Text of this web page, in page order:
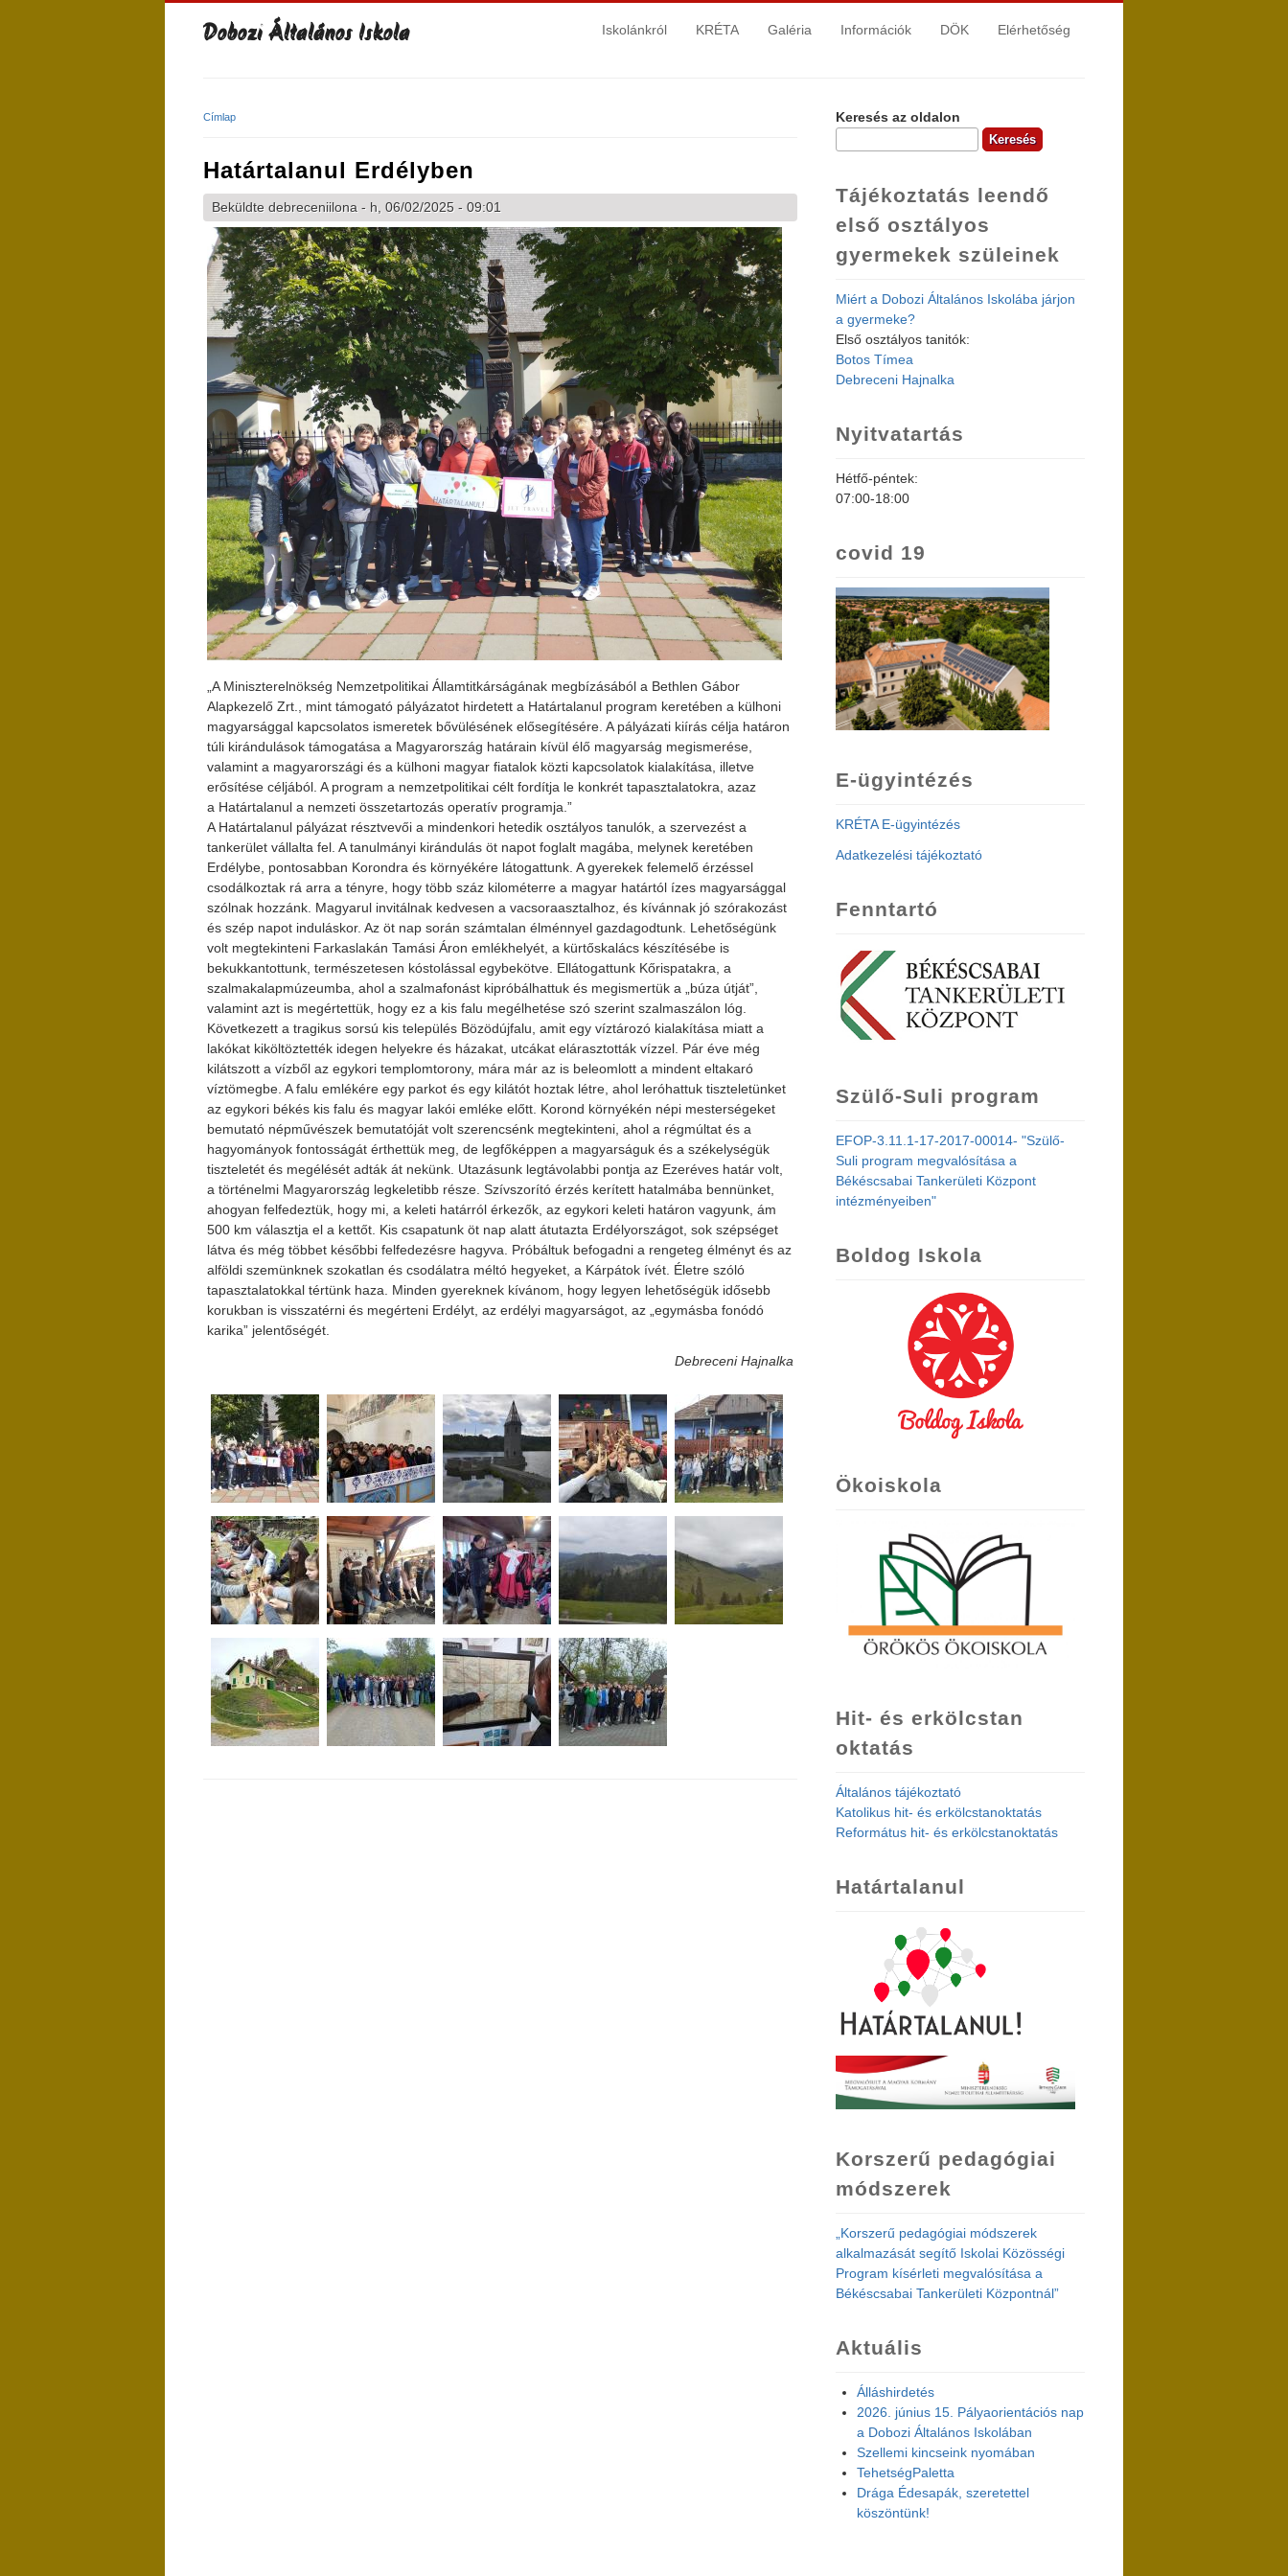
Dobozi Általános Iskola Iskolánkról KRÉTA Galéria Információk DÖK Elérhetőség
Címlap
Határtalanul Erdélyben
Beküldte debreceniilona - h, 06/02/2025 - 09:01
„A Miniszterelnökség Nemzetpolitikai Államtitkárságának megbízásából a Bethlen Gábor
Alapkezelő Zrt., mint támogató pályázatot hirdetett a Határtalanul program keretében a külhoni
magyarsággal kapcsolatos ismeretek bővülésének elősegítésére. A pályázati kiírás célja határon
túli kirándulások támogatása a Magyarország határain kívül élő magyarság megismerése,
valamint a magyarországi és a külhoni magyar fiatalok közti kapcsolatok kialakítása, illetve
erősítése céljából. A program a nemzetpolitikai célt fordítja le konkrét tapasztalatokra, azaz
a Határtalanul a nemzeti összetartozás operatív programja.”
A Határtalanul pályázat résztvevői a mindenkori hetedik osztályos tanulók, a szervezést a
tankerület vállalta fel. A tanulmányi kirándulás öt napot foglalt magába, melynek keretében
Erdélybe, pontosabban Korondra és környékére látogattunk. A gyerekek felemelő érzéssel
csodálkoztak rá arra a tényre, hogy több száz kilométerre a magyar határtól ízes magyarsággal
szólnak hozzánk. Magyarul invitálnak kedvesen a vacsoraasztalhoz, és kívánnak jó szórakozást
és szép napot induláskor. Az öt nap során számtalan élménnyel gazdagodtunk. Lehetőségünk
volt megtekinteni Farkaslakán Tamási Áron emlékhelyét, a kürtőskalács készítésébe is
bekukkantottunk, természetesen kóstolással egybekötve. Ellátogattunk Kőrispatakra, a
szalmakalapmúzeumba, ahol a szalmafonást kipróbálhattuk és megismertük a „búza útját”,
valamint azt is megértettük, hogy ez a kis falu megélhetése szó szerint szalmaszálon lóg.
Következett a tragikus sorsú kis település Bözödújfalu, amit egy víztározó kialakítása miatt a
lakókat kiköltöztették idegen helyekre és házakat, utcákat elárasztották vízzel. Pár éve még
kilátszott a vízből az egykori templomtorony, mára már az is beleomlott a mindent eltakaró
víztömegbe. A falu emlékére egy parkot és egy kilátót hoztak létre, ahol leróhattuk tiszteletünket
az egykori békés kis falu és magyar lakói emléke előtt. Korond környékén népi mesterségeket
bemutató népművészek bemutatóját volt szerencsénk megtekinteni, ahol a régmúltat és a
hagyományok fontosságát érthettük meg, de legfőképpen a magyarságuk és a székelységük
tiszteletét és megélését adták át nekünk. Utazásunk legtávolabbi pontja az Ezeréves határ volt,
a történelmi Magyarország legkeletibb része. Szívszorító érzés kerített hatalmába bennünket,
ahogyan felfedeztük, hogy mi, a keleti határról érkezők, az egykori keleti határon vagyunk, ám
500 km választja el a kettőt. Kis csapatunk öt nap alatt átutazta Erdélyországot, sok szépséget
látva és még többet későbbi felfedezésre hagyva. Próbáltuk befogadni a rengeteg élményt és az
alföldi szemünknek szokatlan és csodálatra méltó hegyeket, a Kárpátok ívét. Életre szóló
tapasztalatokkal tértünk haza. Minden gyereknek kívánom, hogy legyen lehetőségük idősebb
korukban is visszatérni és megérteni Erdélyt, az erdélyi magyarságot, az „egymásba fonódó
karika” jelentőségét.
Debreceni Hajnalka
Keresés űrlap
Keresés az oldalon
Tájékoztatás leendő
első osztályos
gyermekek szüleinek
Miért a Dobozi Általános Iskolába járjon
a gyermeke?
Első osztályos tanitók:
Botos Tímea
Debreceni Hajnalka
Nyitvatartás
Hétfő-péntek:
07:00-18:00
covid 19
E-ügyintézés
KRÉTA E-ügyintézés
Adatkezelési tájékoztató
Fenntartó
Szülő-Suli program
EFOP-3.11.1-17-2017-00014- "Szülő-
Suli program megvalósítása a
Békéscsabai Tankerületi Központ
intézményeiben"
Boldog Iskola
Ökoiskola
Hit- és erkölcstan
oktatás
Általános tájékoztató
Katolikus hit- és erkölcstanoktatás
Református hit- és erkölcstanoktatás
Határtalanul
Korszerű pedagógiai
módszerek
„Korszerű pedagógiai módszerek
alkalmazását segítő Iskolai Közösségi
Program kísérleti megvalósítása a
Békéscsabai Tankerületi Központnál”
Aktuális
Álláshirdetés
2026. június 15. Pályaorientációs nap
a Dobozi Általános Iskolában
Szellemi kincseink nyomában
TehetségPaletta
Drága Édesapák, szeretettel
köszöntünk!